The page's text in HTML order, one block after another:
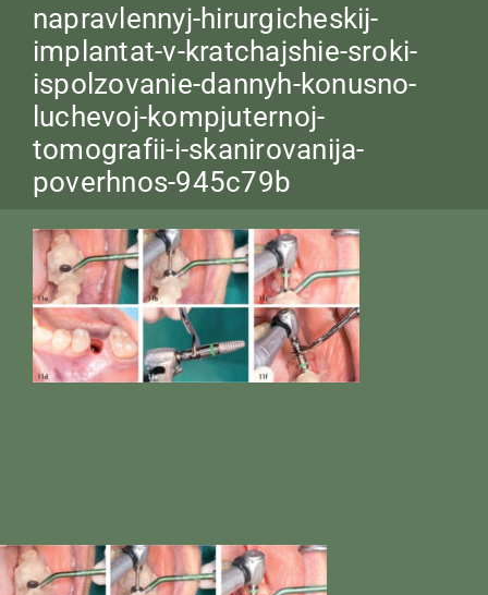
napravlennyj-hirurgicheskij-
implantat-v-kratchajshie-sroki-
ispolzovanie-dannyh-konusno-
luchevoj-kompjuternoj-
tomografii-i-skanirovanija-
poverhnos-945c79b